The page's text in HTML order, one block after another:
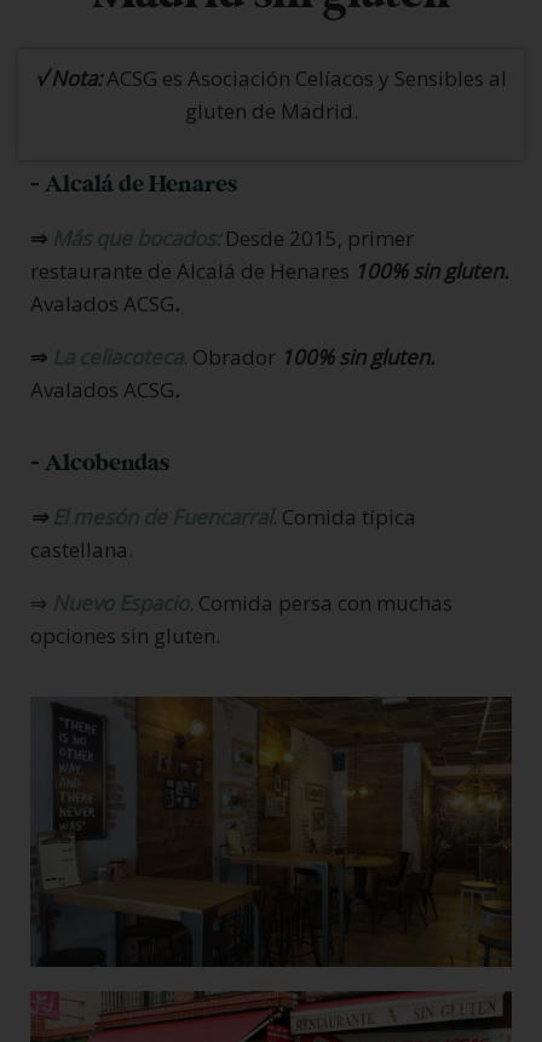
√ Nota: ACSG es Asociación Celíacos y Sensibles al
gluten de Madrid.
- Alcalá de Henares
⇒ Másque bocados: Desde 2015, primer
restaurante de Alcalá de Henares 100% sin gluten.
Avalados ACSG.
⇒ La celiacoteca. Obrador 100% sin gluten.
Avalados ACSG.
- Alcobendas
⇒ El mesón de Fuencarral. Comida típica
castellana.
⇒ Nuevo Espacio. Comida persa con muchas
opciones sin gluten.